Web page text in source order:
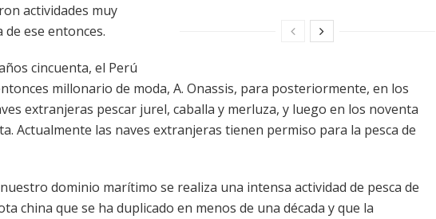
actividades muy
ese entonces.
cincuenta, el Perú
millonario de moda, A. Onassis, para posteriormente, en los
extranjeras pescar jurel, caballa y merluza, y luego en los noventa
Actualmente las naves extranjeras tienen permiso para la pesca de
dominio marítimo se realiza una intensa actividad de pesca de
china que se ha duplicado en menos de una década y que la